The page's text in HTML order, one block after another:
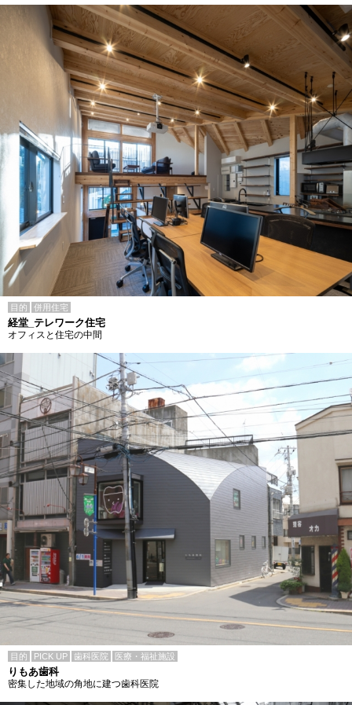
目的 併用住宅
経堂_テレワーク住宅
オフィスと住宅の中間
目的 PICK UP 歯科医院 医療・福祉施設
りもあ歯科
密集した地域の角地に建つ歯科医院